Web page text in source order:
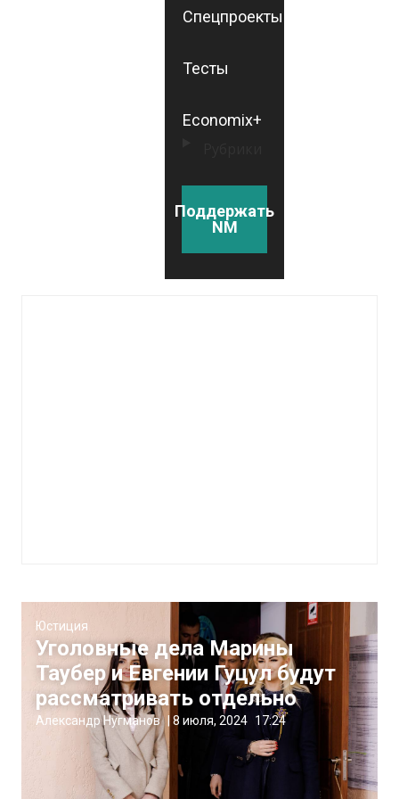
Спецпроекты
Тесты
Economix+
Поддержать
NM
Юстиция
Уголовные дела Марины
Таубер и Евгении Гуцул будут
рассматривать отдельно
Александр Нугманов 8 июля, 2024 17:24